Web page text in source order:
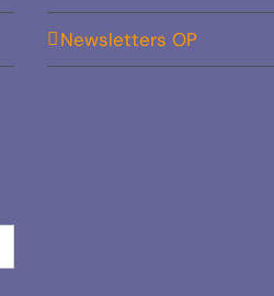
Newsletters OP